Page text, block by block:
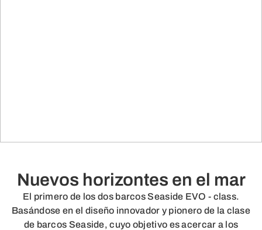
Nuevos horizontes en el mar
El primero de los dos barcos Seaside EVO - class.
Basándose en el diseño innovador y pionero de la clase
de barcos Seaside, cuyo objetivo es acercar a los